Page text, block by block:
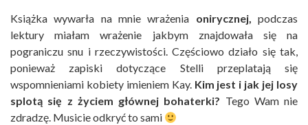
Książka wywarła na mnie wrażenia onirycznej, podczas
lektury miałam wrażenie jakbym znajdowała się na
pograniczu snu i rzeczywistości. Częściowo działo się tak,
ponieważ zapiski dotyczące Stelli przeplatają się
wspomnieniami kobiety imieniem Kay. Kim jest i jak jej losy
splotą się z życiem głównej bohaterki? Tego Wam nie
zdradzę. Musicie odkryć to sami